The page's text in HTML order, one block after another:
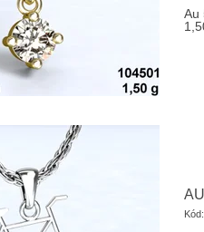
Au